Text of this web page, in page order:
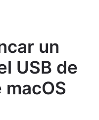
un
USB de